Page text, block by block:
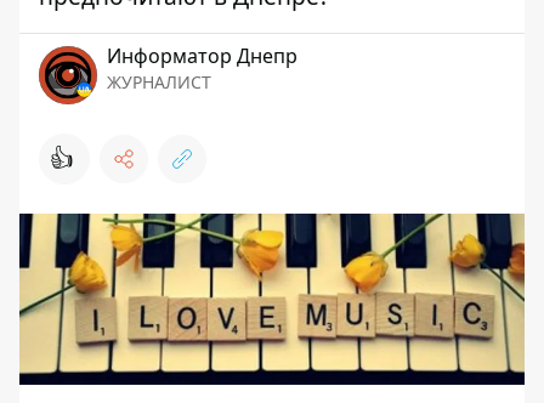
Информатор Днепр
ЖУРНАЛИСТ
👍